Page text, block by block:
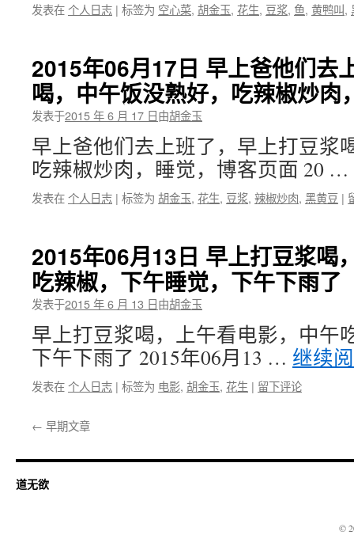
发表在个人日志 | 标签为 空心菜, 胡金玉, 花生, 豆浆, 鱼, 黄鸭叫,
2015年06月17日 早上爸他们去
喝，中午饭没熟好，吃辣椒炒肉
发表于2015 年 6 月 17 日由胡金玉
早上爸他们去上班了，早上打豆浆
吃辣椒炒肉，睡觉，博客页面 20 …
发表在个人日志 | 标签为 胡金玉, 花生, 豆浆, 辣椒炒肉, 黑黄豆 |
2015年06月13日 早上打豆浆喝
吃辣椒，下午睡觉，下午下雨了
发表于2015 年 6 月 13 日由胡金玉
早上打豆浆喝，上午看电影，中午
下午下雨了 2015年06月13 … 继续
发表在个人日志 | 标签为 电影, 胡金玉, 花生 | 留下评论
← 早期文章
道无欲
©